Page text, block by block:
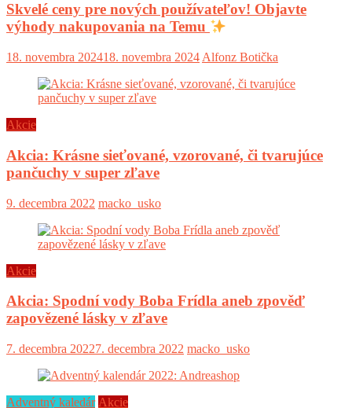
Skvelé ceny pre nových používateľov! Objavte
výhody nakupovania na Temu
18. novembra 202418. novembra 2024 Alfonz Botička
Akcie
Akcia: Krásne sieťované, vzorované, či tvarujúce
pančuchy v super zľave
9. decembra 2022 macko_usko
Akcie
Akcia: Spodní vody Boba Frídla aneb zpověď
zapovězené lásky v zľave
7. decembra 20227. decembra 2022 macko_usko
Adventný kaledár Akcie